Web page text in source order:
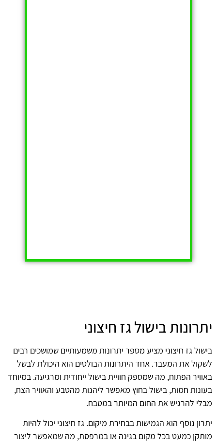
יתרונות בישול גז חיצוני
בישול גז חיצוני מציע מספר יתרונות משמעותיים שמושכים רבים
לשקול את המעבר. אחד היתרונות הבולטים הוא היכולת לבשל
באוויר הפתוח, מה שמספק חוויית בישול ייחודית ומרגיעה. במיוחד
בעונות חמות, בישול בחוץ מאפשר ליהנות מהטבע והאוויר הצח,
מבלי להרגיש את החום המיותר במטבח.
יתרון נוסף הוא הגמישות בבחירת מיקום. גז חיצוני יכול להיות
מותקן כמעט בכל מקום בגינה או במרפסת, מה שמאפשר ליצור